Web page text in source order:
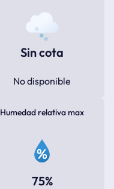
Sin cota
No disponible
Humedad relativa max
75%